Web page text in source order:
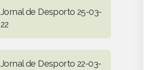
Jornal de Desporto 25-03-
22
Jornal de Desporto 22-03-